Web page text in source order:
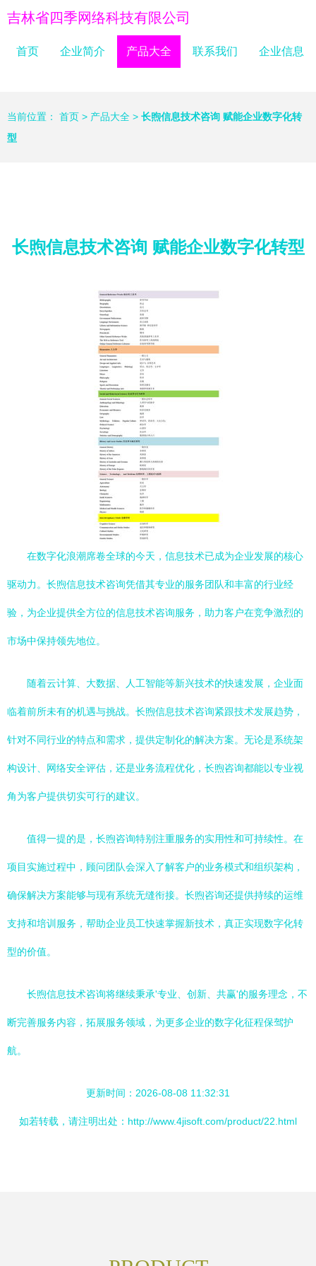
吉林省四季网络科技有限公司
首页 企业简介 产品大全 联系我们 企业信息
当前位置： 首页 > 产品大全 > 长煦信息技术咨询 赋能企业数字化转
型
长煦信息技术咨询 赋能企业数字化转型
在数字化浪潮席卷全球的今天，信息技术已成为企业发展的核心
驱动力。长煦信息技术咨询凭借其专业的服务团队和丰富的行业经
验，为企业提供全方位的信息技术咨询服务，助力客户在竞争激烈的
市场中保持领先地位。
随着云计算、大数据、人工智能等新兴技术的快速发展，企业面
临着前所未有的机遇与挑战。长煦信息技术咨询紧跟技术发展趋势，
针对不同行业的特点和需求，提供定制化的解决方案。无论是系统架
构设计、网络安全评估，还是业务流程优化，长煦咨询都能以专业视
角为客户提供切实可行的建议。
值得一提的是，长煦咨询特别注重服务的实用性和可持续性。在
项目实施过程中，顾问团队会深入了解客户的业务模式和组织架构，
确保解决方案能够与现有系统无缝衔接。长煦咨询还提供持续的运维
支持和培训服务，帮助企业员工快速掌握新技术，真正实现数字化转
型的价值。
长煦信息技术咨询将继续秉承'专业、创新、共赢'的服务理念，不
断完善服务内容，拓展服务领域，为更多企业的数字化征程保驾护
航。
更新时间：2026-08-08 11:32:31
如若转载，请注明出处：http://www.4jisoft.com/product/22.html